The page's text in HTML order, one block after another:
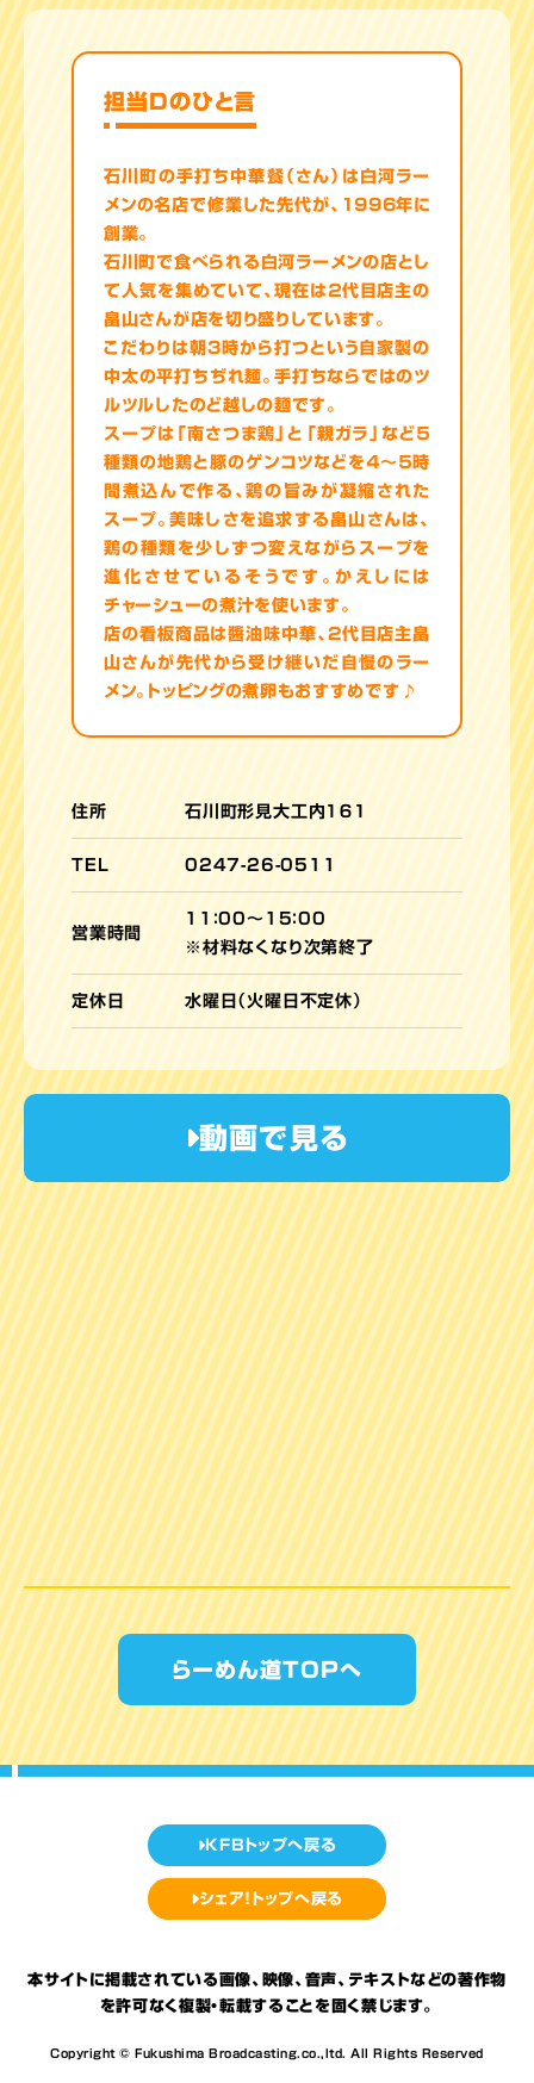
担当Dのひと言
石川町の手打ち中華餐（さん）は白河ラー
メンの名店で修業した先代が、1996年に
創業。
石川町で食べられる白河ラーメンの店とし
て人気を集めていて、現在は２代目店主の
畠山さんが店を切り盛りしています。
こだわりは朝3時から打つという自家製の
中太の平打ちぢれ麺。手打ちならではのツ
ルツルしたのど越しの麺です。
スープは「南さつま鶏」と「親ガラ」など５
種類の地鶏と豚のゲンコツなどを４～５時
間煮込んで作る、鶏の旨みが凝縮された
スープ。美味しさを追求する畠山さんは、
鶏の種類を少しずつ変えながらスープを
進化させているそうです。かえしには
チャーシューの煮汁を使います。
店の看板商品は醬油味中華、2代目店主畠
山さんが先代から受け継いだ自慢のラー
メン。トッピングの煮卵もおすすめです♪
住所 石川町形見大工内１６１
TEL 0247-26-0511
営業時間
11：00～15：00
※材料なくなり次第終了
定休日 水曜日（火曜日不定休）
動画で見る
らーめん道TOPへ
KFBトップへ戻る
シェア！トップへ戻る
本サイトに掲載されている画像、映像、音声、テキストなどの著作物
を許可なく複製・転載することを固く禁じます。
Copyright © Fukushima Broadcasting.co.,ltd. All Rights Reserved